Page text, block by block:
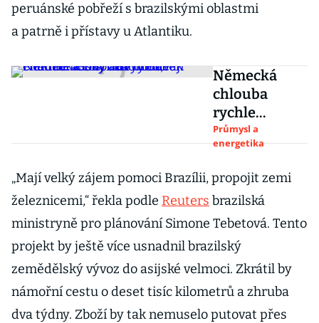
peruánské pobřeží s brazilskými oblastmi
a patrně i přístavy u Atlantiku.
Německá
chlouba
rychle
chudne. Zisky
automobilek
i nadále letí
strmě dolů,
elektromobil
y
nevydělávají
Průmysl a
energetika
„Mají velký zájem pomoci Brazílii, propojit zemi
železnicemi,“ řekla podle Reuters brazilská
ministryně pro plánování Simone Tebetová. Tento
projekt by ještě více usnadnil brazilský
zemědělský vývoz do asijské velmoci. Zkrátil by
námořní cestu o deset tisíc kilometrů a zhruba
dva týdny. Zboží by tak nemuselo putovat přes